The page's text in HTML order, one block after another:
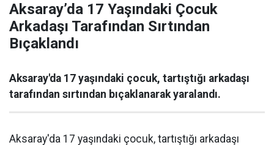
Aksaray’da 17 Yaşındaki Çocuk
Arkadaşı Tarafından Sırtından
Bıçaklandı
Aksaray'da 17 yaşındaki çocuk, tartıştığı arkadaşı
tarafından sırtından bıçaklanarak yaralandı.
Aksaray'da 17 yaşındaki çocuk, tartıştığı arkadaşı